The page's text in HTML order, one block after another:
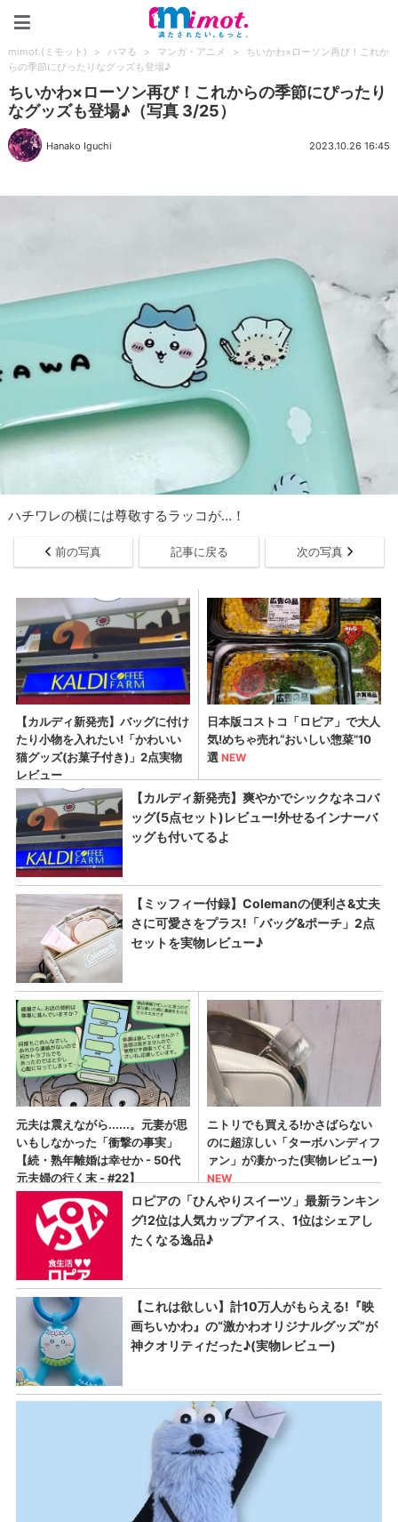
mimot.(ミモット) > ハマる > マンガ・アニメ >
ちいかわ×ローソン再び！これか
らの季節にぴったりなグッズも登場♪
ちいかわ×ローソン再び！これからの季節にぴったり
なグッズも登場♪（写真 3/25）
Hanako Iguchi 2023.10.26 16:45
ハチワレの横には尊敬するラッコが…！
前の写真 記事に戻る 次の写真